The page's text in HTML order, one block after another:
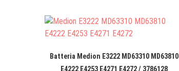
Batteria Medion E3222 MD63310 MD63810
E4222 E4253 E4271 E4272 / 3786128